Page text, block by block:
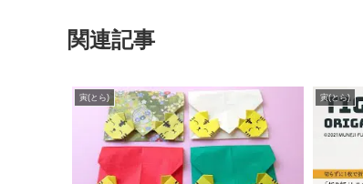
関連記事
寅(とら) 寅(とら)